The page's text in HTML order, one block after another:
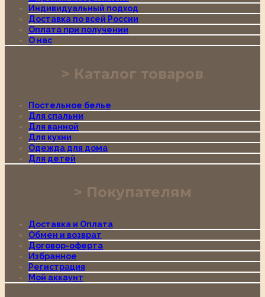
Индивидуальный подход
Доставка по всей России
Оплата при получении
О нас
Каталог товаров
Постельное белье
Для спальни
Для ванной
Для кухни
Одежда для дома
Для детей
Покупателям
Доставка и Оплата
Обмен и возврат
Договор-оферта
Избранное
Регистрация
Мой аккаунт